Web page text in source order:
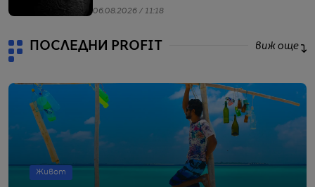
мисии
06.08.2026 / 11:18
ПОСЛЕДНИ PROFIT виж още
Живот